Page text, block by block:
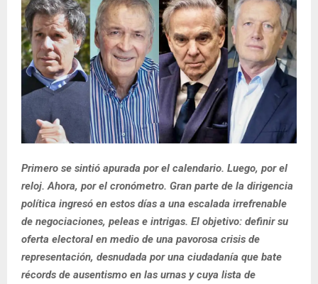
Primero se sintió apurada por el calendario. Luego, por el
reloj. Ahora, por el cronómetro. Gran parte de la dirigencia
política ingresó en estos días a una escalada irrefrenable
de negociaciones, peleas e intrigas. El objetivo: definir su
oferta electoral en medio de una pavorosa crisis de
representación, desnudada por una ciudadanía que bate
récords de ausentismo en las urnas y cuya lista de